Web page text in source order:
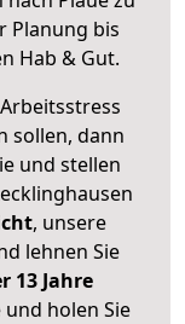
Planung bis
Hab & Gut.
sollen, dann
und stellen
, unsere
lehnen Sie
13 Jahre
holen Sie